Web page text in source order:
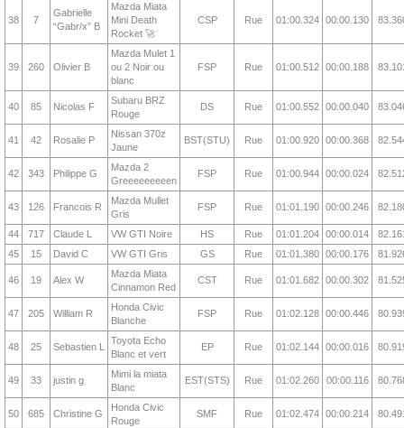
38 7
Gabrielle
“Gabr/x” B
Mazda Miata
Mini Death
Rocket 🚀
CSP Rue 01:00.324 00:00.130
39 260 Olivier B
Mazda Mulet 1
ou 2 Noir ou
blanc
FSP Rue 01:00.512 00:00.188
40 85 Nicolas F
Subaru BRZ
Rouge
DS Rue 01:00.552 00:00.040
41 42 Rosalie P
Nissan 370z
Jaune
BST(STU) Rue 01:00.920 00:00.368
42 343 Philippe G
Mazda 2
Greeeeeeeeen
FSP Rue 01:00.944 00:00.024
43 126 Francois R
Mazda Mullet
Gris
FSP Rue 01:01.190 00:00.246
44 717 Claude L VW GTI Noire HS Rue 01:01.204 00:00.014
45
15 David C VW GTI Gris GS Rue 01:01.380 00:00.176
46 19 Alex W
Mazda Miata
Cinnamon Red
CST Rue 01:01.682 00:00.302
47 205 William R
Honda Civic
Blanche
FSP Rue 01:02.128 00:00.446
48 25 Sebastien L
Toyota Echo
Blanc et vert
EP Rue 01:02.144 00:00.016
49 33 justin g
Mimi la miata
Blanc
EST(STS) Rue 01:02.260 00:00.116
50 685 Christine G
Honda Civic
Rouge
SMF Rue 01:02.474 00:00.214